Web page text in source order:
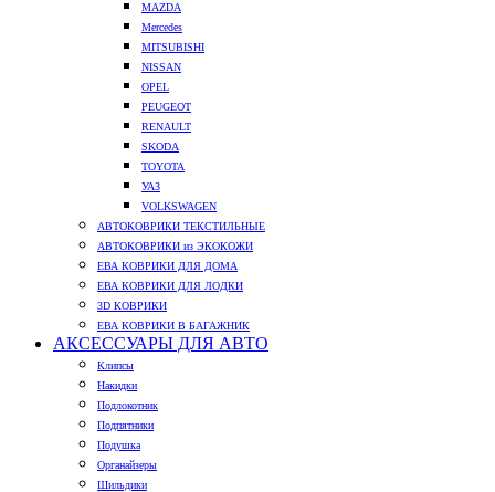
MAZDA
Mercedes
MITSUBISHI
NISSAN
OPEL
PEUGEOT
RENAULT
SKODA
TOYOTA
УАЗ
VOLKSWAGEN
АВТОКОВРИКИ ТЕКСТИЛЬНЫЕ
АВТОКОВРИКИ из ЭКОКОЖИ
ЕВА КОВРИКИ ДЛЯ ДОМА
ЕВА КОВРИКИ ДЛЯ ЛОДКИ
3D КОВРИКИ
ЕВА КОВРИКИ В БАГАЖНИК
АКСЕССУАРЫ ДЛЯ АВТО
Клипсы
Накидки
Подлокотник
Подпятники
Подушка
Органайзеры
Шильдики